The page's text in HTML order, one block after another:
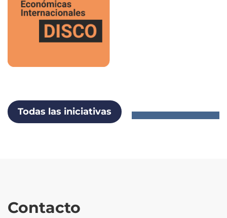
Todas las iniciativas
Contacto